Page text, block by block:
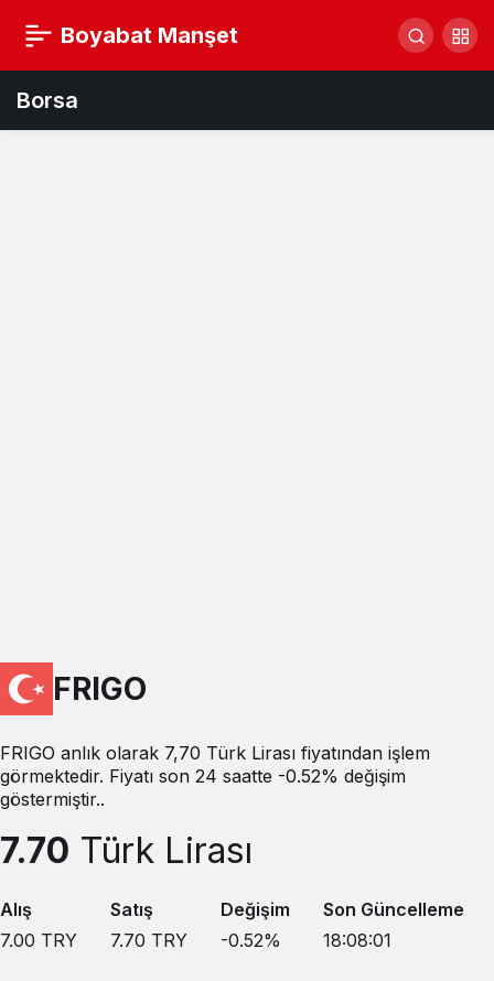
Boyabat Manşet
Borsa
FRIGO
FRIGO anlık olarak 7,70 Türk Lirası fiyatından işlem
görmektedir. Fiyatı son 24 saatte -0.52% değişim
göstermiştir..
7.70 Türk Lirası
Alış
7.00 TRY
Satış
7.70 TRY
Değişim
-0.52%
Son Güncelleme
18:08:01